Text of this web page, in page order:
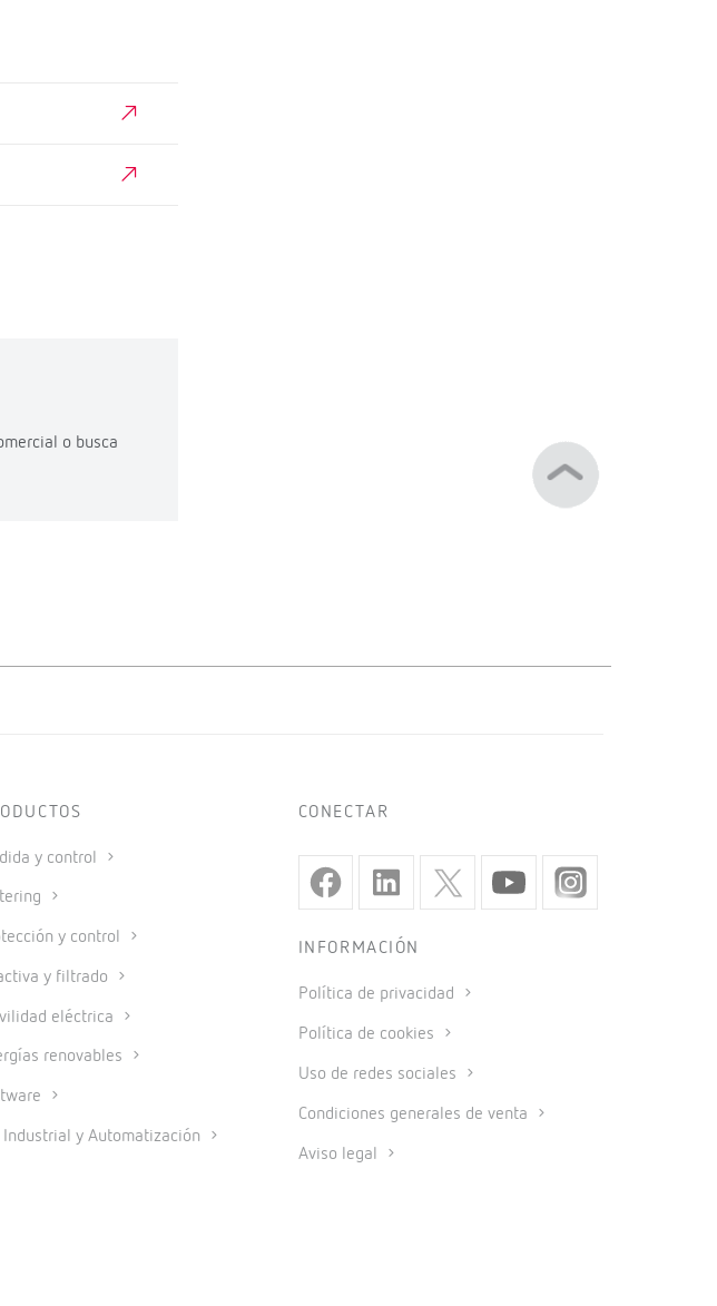
o busca
y control
y control
y filtrado
eléctrica
renovables
Industrial y Automatización
CONECTAR
INFORMACIÓN
Política de privacidad
Política de cookies
Uso de redes sociales
Condiciones generales de venta
Aviso legal